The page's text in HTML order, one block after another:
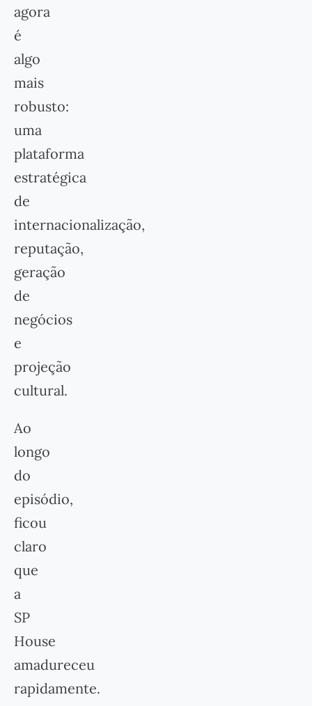
agora
é
algo
mais
robusto:
uma
plataforma
estratégica
de
internacionalização,
reputação,
geração
de
negócios
e
projeção
cultural.
Ao
longo
do
episódio,
ficou
claro
que
a
SP
House
amadureceu
rapidamente.